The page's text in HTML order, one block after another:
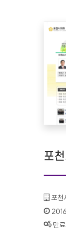
포
기관
포천
인증
상태 :
만료